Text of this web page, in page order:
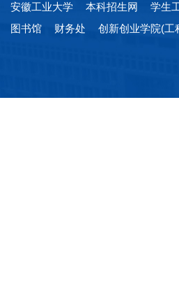
安徽工业大学 本科招生网 学生
图书馆
财务处 创新创业学院(工